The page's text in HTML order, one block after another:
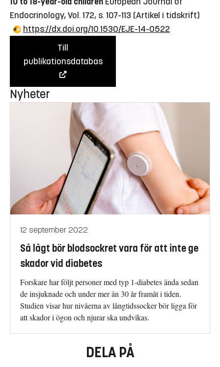
Endocrinology, Vol. 172, s. 107-113 (Artikel i tidskrift)
https://dx.doi.org/10.1530/EJE-14-0522
Till
publikationsdatabas
Nyheter
12 september 2022
Så lågt bör blodsockret vara för att inte ge
skador vid diabetes
Forskare har följt personer med typ 1-diabetes ända sedan
de insjuknade och under mer än 30 år framåt i tiden.
Studien visar hur nivåerna av långtidssocker bör ligga för
att skador i ögon och njurar ska undvikas.
DELA PÅ